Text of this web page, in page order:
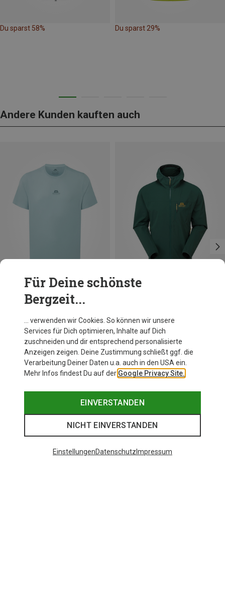
Du sparst 58% Du sparst 29%
Andere Kunden kauften auch
Mountain Equipment
Herren Agilix T-Shirt
M L XL
Für Deine schönste
Bergzeit...
… verwenden wir Cookies. So können wir unsere
Services für Dich optimieren, Inhalte auf Dich
zuschneiden und dir entsprechend personalisierte
Anzeigen zeigen. Deine Zustimmung schließt ggf. die
Verarbeitung Deiner Daten u.a. auch in den USA ein.
Mehr Infos findest Du auf der Google Privacy Site.
EINVERSTANDEN
NICHT EINVERSTANDEN
EinstellungenDatenschutz Impressum